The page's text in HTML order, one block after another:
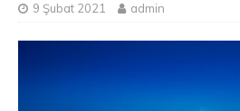
9 Şubat 2021 admin